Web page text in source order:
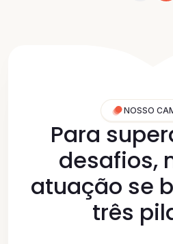
NOSSO
Para
desafios,
atuação se
três